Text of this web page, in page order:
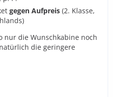
gegen Aufpreis (2. Klasse,
nur die Wunschkabine noch
die geringere